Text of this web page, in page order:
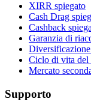
XIRR spiegato
Cash Drag
Cashback
Garanzia di
Diversificazione
Ciclo di vita del
Mercato
Supporto